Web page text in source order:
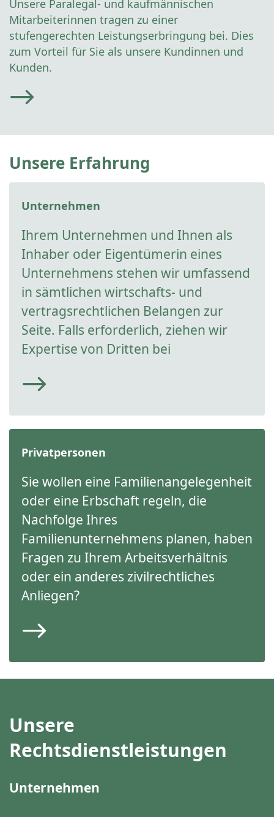
Unsere Paralegal- und kaufmännischen
Mitarbeiterinnen tragen zu einer
stufengerechten Leistungserbringung bei. Dies
zum Vorteil für Sie als unsere Kundinnen und
Kunden.
Unsere Erfahrung
Unternehmen
Ihrem Unternehmen und Ihnen als
Inhaber oder Eigentümerin eines
Unternehmens stehen wir umfassend
in sämtlichen wirtschafts- und
vertragsrechtlichen Belangen zur
Seite. Falls erforderlich, ziehen wir
Expertise von Dritten bei
Privatpersonen
Sie wollen eine Familienangelegenheit
oder eine Erbschaft regeln, die
Nachfolge Ihres
Familienunternehmens planen, haben
Fragen zu Ihrem Arbeitsverhältnis
oder ein anderes zivilrechtliches
Anliegen?
Unsere
Rechtsdienstleistungen
Unternehmen